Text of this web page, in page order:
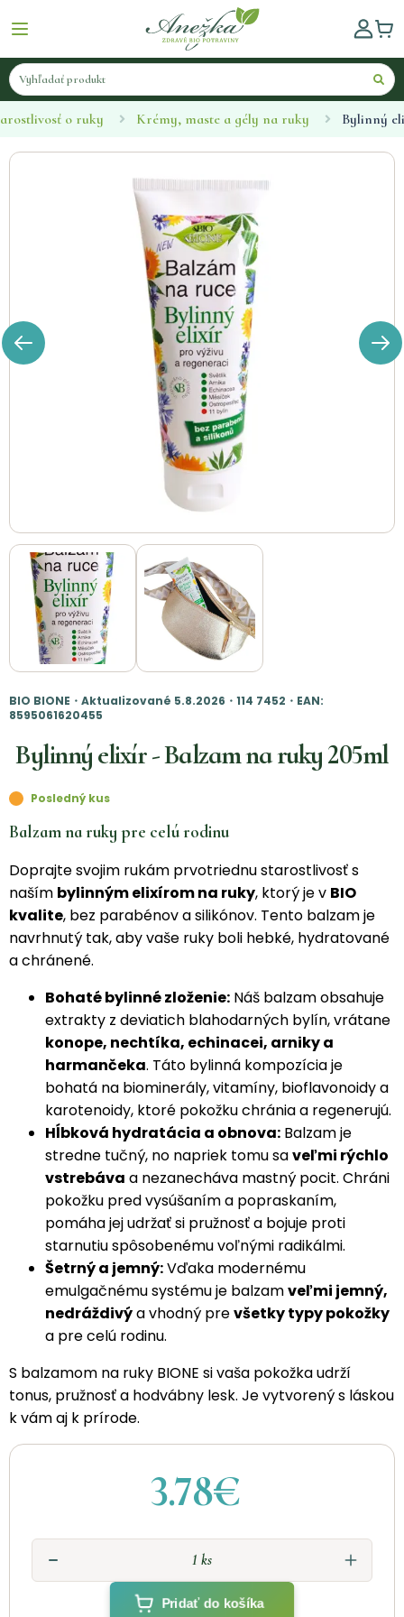
o ruky Krémy, maste a gély na ruky Bylinný
BIO BIONE・Aktualizované 5.8.2026・114 7452・EAN:
8595061620455
Bylinný elixír - Balzam na ruky 205ml
Posledný kus
Balzam na ruky pre celú rodinu
Doprajte svojim rukám prvotriednu starostlivosť s
naším bylinným elixírom na ruky, ktorý je v BIO
kvalite, bez parabénov a silikónov. Tento balzam je
navrhnutý tak, aby vaše ruky boli hebké, hydratované
a chránené.
Bohaté bylinné zloženie: Náš balzam obsahuje
extrakty z deviatich blahodarných bylín, vrátane
konope, nechtíka, echinacei, arniky a
harmančeka. Táto bylinná kompozícia je
bohatá na biominerály, vitamíny, bioflavonoidy a
karotenoidy, ktoré pokožku chránia a regenerujú.
Hĺbková hydratácia a obnova: Balzam je
stredne tučný, no napriek tomu saveľmi rýchlo
vstrebáva a nezanecháva mastný pocit. Chráni
pokožku pred vysúšaním a popraskaním,
pomáha jej udržať si pružnosť a bojuje proti
starnutiu spôsobenému voľnými radikálmi.
Šetrný a jemný:Vďaka modernému
emulgačnému systému je balzamveľmi jemný,
nedráždivýa vhodný prevšetky typy pokožky
a pre celú rodinu.
S balzamom na ruky BIONE si vaša pokožka udrží
tonus, pružnosť a hodvábny lesk. Je vytvorený s láskou
k vám aj k prírode.
3.78€
Pridať do košíka